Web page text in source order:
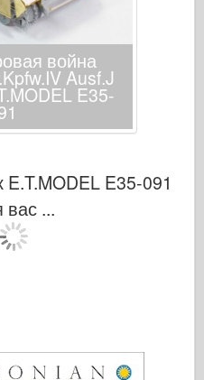
война
Ausf.J
E35-
E35-091
вас ...